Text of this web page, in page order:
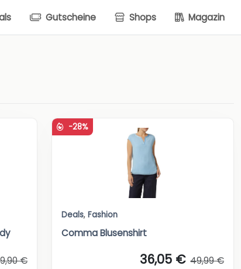
Gutscheine Shops Magazin
€
-28%
Deals, Fashion
Comma Blusenshirt
36,05 € 49,99 €